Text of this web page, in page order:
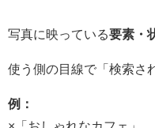
写真に映っている要素・
使う側の目線で「検索さ
例：